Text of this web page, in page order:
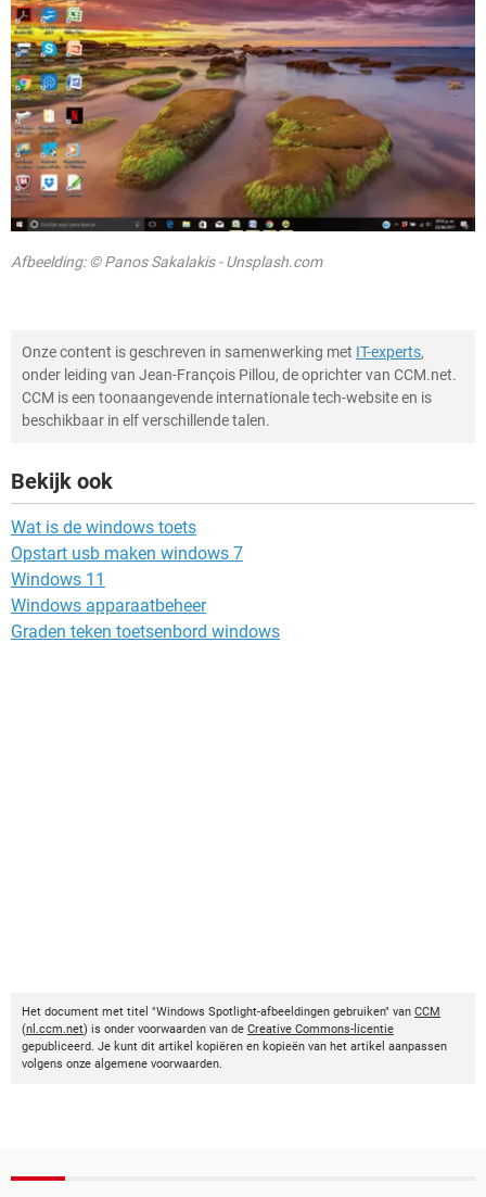
Afbeelding: © Panos Sakalakis - Unsplash.com
Onze content is geschreven in samenwerking met IT-experts,
onder leiding van Jean-François Pillou, de oprichter van CCM.net.
CCM is een toonaangevende internationale tech-website en is
beschikbaar in elf verschillende talen.
Bekijk ook
Wat is de windows toets
Opstart usb maken windows 7
Windows 11
Windows apparaatbeheer
Graden teken toetsenbord windows
Het document met titel "Windows Spotlight-afbeeldingen gebruiken" van CCM
(nl.ccm.net) is onder voorwaarden van de Creative Commons-licentie
gepubliceerd. Je kunt dit artikel kopiëren en kopieën van het artikel aanpassen
volgens onze algemene voorwaarden.